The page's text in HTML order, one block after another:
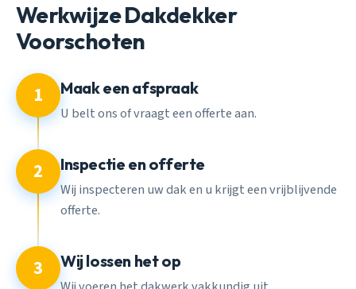
Werkwijze Dakdekker
Voorschoten
1 Maak een afspraak
U belt ons of vraagt een offerte aan.
2 Inspectie en offerte
Wij inspecteren uw dak en u krijgt een vrijblijvende
offerte.
3 Wij lossen het op